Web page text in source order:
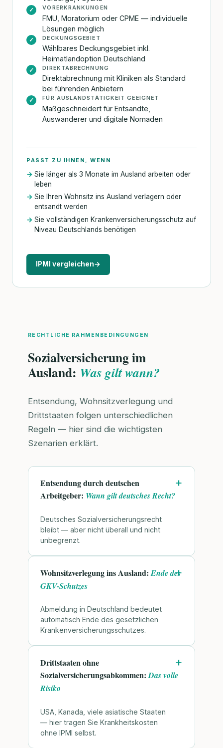
✓ VORERKRANKUNGEN
FMU, Moratorium oder CPME — individuelle
Lösungen möglich
✓ DECKUNGSGEBIET
Wählbares Deckungsgebiet inkl.
Heimatlandoption Deutschland
✓ DIREKTABRECHNUNG
Direktabrechnung mit Kliniken als Standard
bei führenden Anbietern
✓ FÜR AUSLANDSTÄTIGKEIT GEEIGNET
Maßgeschneidert für Entsandte,
Auswanderer und digitale Nomaden
PASST ZU IHNEN, WENN
Sie länger als 3 Monate im Ausland arbeiten oder
leben
Sie Ihren Wohnsitz ins Ausland verlagern oder
entsandt werden
Sie vollständigen Krankenversicherungsschutz auf
Niveau Deutschlands benötigen
IPMI vergleichen→
RECHTLICHE RAHMENBEDINGUNGEN
Sozialversicherung im
Ausland: Was gilt wann?
Entsendung, Wohnsitzverlegung und
Drittstaaten folgen unterschiedlichen
Regeln — hier sind die wichtigsten
Szenarien erklärt.
Entsendung durch deutschen
Arbeitgeber: Wann gilt deutsches Recht?
Deutsches Sozialversicherungsrecht
bleibt — aber nicht überall und nicht
unbegrenzt.
Wohnsitzverlegung ins Ausland: Ende des
GKV-Schutzes
Abmeldung in Deutschland bedeutet
automatisch Ende des gesetzlichen
Krankenversicherungsschutzes.
Drittstaaten ohne
Sozialversicherungsabkommen:Das volle
Risiko
USA, Kanada, viele asiatische Staaten
— hier tragen Sie Krankheitskosten
ohne IPMI selbst.